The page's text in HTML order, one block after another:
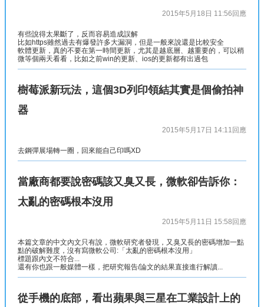
2015年5月18日 11:56 回應
有些說得太果斷了，反而容易造成誤解
比如https雖然過去有爆發許多大漏洞，但是一般來說還是比較安全
軟體更新，真的不要在第一時間更新，尤其是越底層、越重要的，可以稍
微等個兩天看看，比如之前win的更新、ios的更新都有出過包
樹莓派新玩法，這個3D列印領結其實是個偷拍神
器
2015年5月17日 14:11 回應
去鋼彈展場轉一圈，回來能自己印嗎XD
當廠商都要說密碼該又臭又長，微軟卻告訴你：
太亂的密碼根本沒用
2015年5月11日 15:58 回應
本篇文章的中文內文只有說，微軟研究者發現，又臭又長的密碼增加一點
點的破解難度，沒有寫微軟公司:「太亂的密碼根本沒用」
標題跟內文不符合...
還有你也跟一般媒體一樣，把研究報告/論文的結果直接進行解讀...
從手機的底部，看出蘋果與三星在工業設計上的